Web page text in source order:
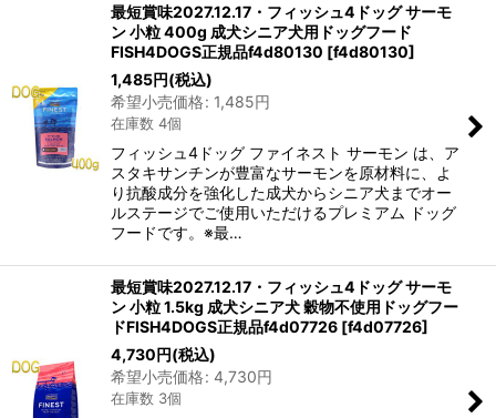
最短賞味2027.12.17・フィッシュ4ドッグ サーモ
ン 小粒 400g 成犬シニア犬用ドッグフード
FISH4DOGS正規品f4d80130 [f4d80130]
1,485円(税込)
希望小売価格: 1,485円
在庫数 4個
フィッシュ4ドッグ ファイネスト サーモン は、ア
スタキサンチンが豊富なサーモンを原材料に、よ
り抗酸成分を強化した成犬からシニア犬までオー
ルステージでご使用いただけるプレミアム ドッグ
フードです。※最…
最短賞味2027.12.17・フィッシュ4ドッグ サーモ
ン 小粒 1.5kg 成犬シニア犬 穀物不使用ドッグフー
ドFISH4DOGS正規品f4d07726 [f4d07726]
4,730円(税込)
希望小売価格: 4,730円
在庫数 3個